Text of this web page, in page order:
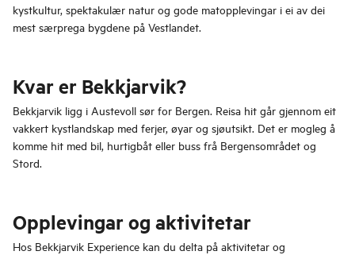
kystkultur, spektakulær natur og gode matopplevingar i ei av dei
mest særprega bygdene på Vestlandet.
Kvar er Bekkjarvik?
Bekkjarvik ligg i Austevoll sør for Bergen. Reisa hit går gjennom eit
vakkert kystlandskap med ferjer, øyar og sjøutsikt. Det er mogleg å
komme hit med bil, hurtigbåt eller buss frå Bergensområdet og
Stord.
Opplevingar og aktivitetar
Hos Bekkjarvik Experience kan du delta på aktivitetar og